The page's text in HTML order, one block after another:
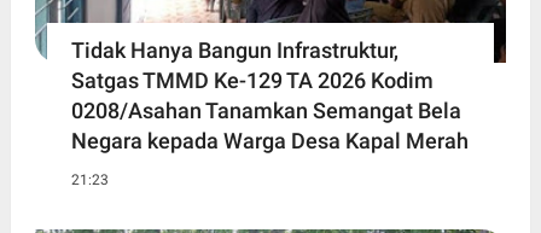
Tidak Hanya Bangun Infrastruktur,
Satgas TMMD Ke-129 TA 2026 Kodim
0208/Asahan Tanamkan Semangat Bela
Negara kepada Warga Desa Kapal Merah
21:23